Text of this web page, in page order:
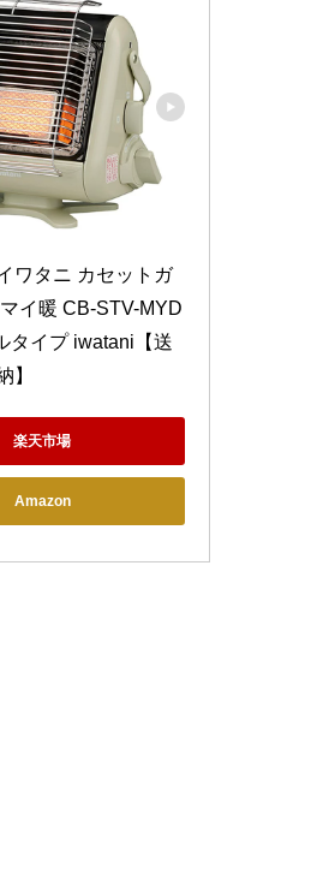
ワタニ カセットガ
イ暖 CB-STV-MYD
タイプ iwatani【送
】
楽天市場
Amazon